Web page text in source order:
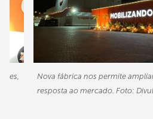
Nova fábrica nos permite
resposta ao mercado. Foto: